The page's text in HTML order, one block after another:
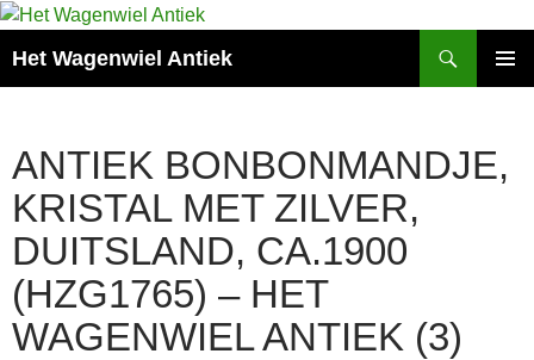
Het Wagenwiel Antiek
ANTIEK BONBONMANDJE,
KRISTAL MET ZILVER,
DUITSLAND, CA.1900
(HZG1765) – HET
WAGENWIEL ANTIEK (3)